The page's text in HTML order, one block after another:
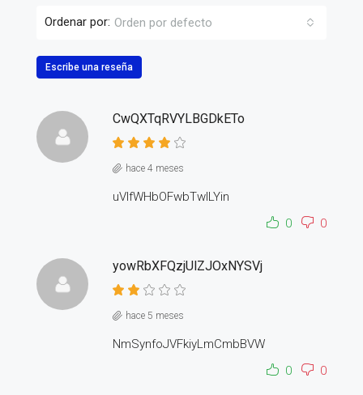
Ordenar por: Orden por defecto
Escribe una reseña
CwQXTqRVYLBGDkETo
hace 4 meses
uVlfWHbOFwbTwILYin
0
0
yowRbXFQzjUlZJOxNYSVj
hace 5 meses
NmSynfoJVFkiyLmCmbBVW
0
0